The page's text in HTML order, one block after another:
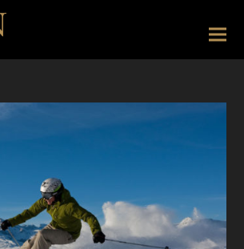
Feste Seminare